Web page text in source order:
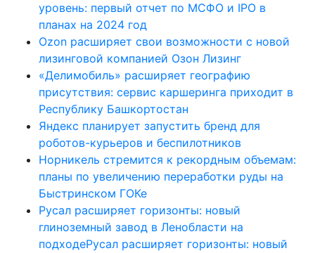
уровень: первый отчет по МСФО и IPO в
планах на 2024 год
Ozon расширяет свои возможности с новой
лизинговой компанией Озон Лизинг
«Делимобиль» расширяет географию
присутствия: сервис каршеринга приходит в
Республику Башкортостан
Яндекс планирует запустить бренд для
роботов-курьеров и беспилотников
Норникель стремится к рекордным объемам:
планы по увеличению переработки руды на
Быстринском ГОКе
Русал расширяет горизонты: новый
глиноземный завод в Ленобласти на
подходеРусал расширяет горизонты: новый